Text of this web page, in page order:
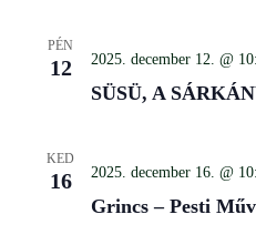
PÉN
12 2025. december 12. @
SÜSÜ, A
KED
16 2025. december 16. @
Grincs – Pesti